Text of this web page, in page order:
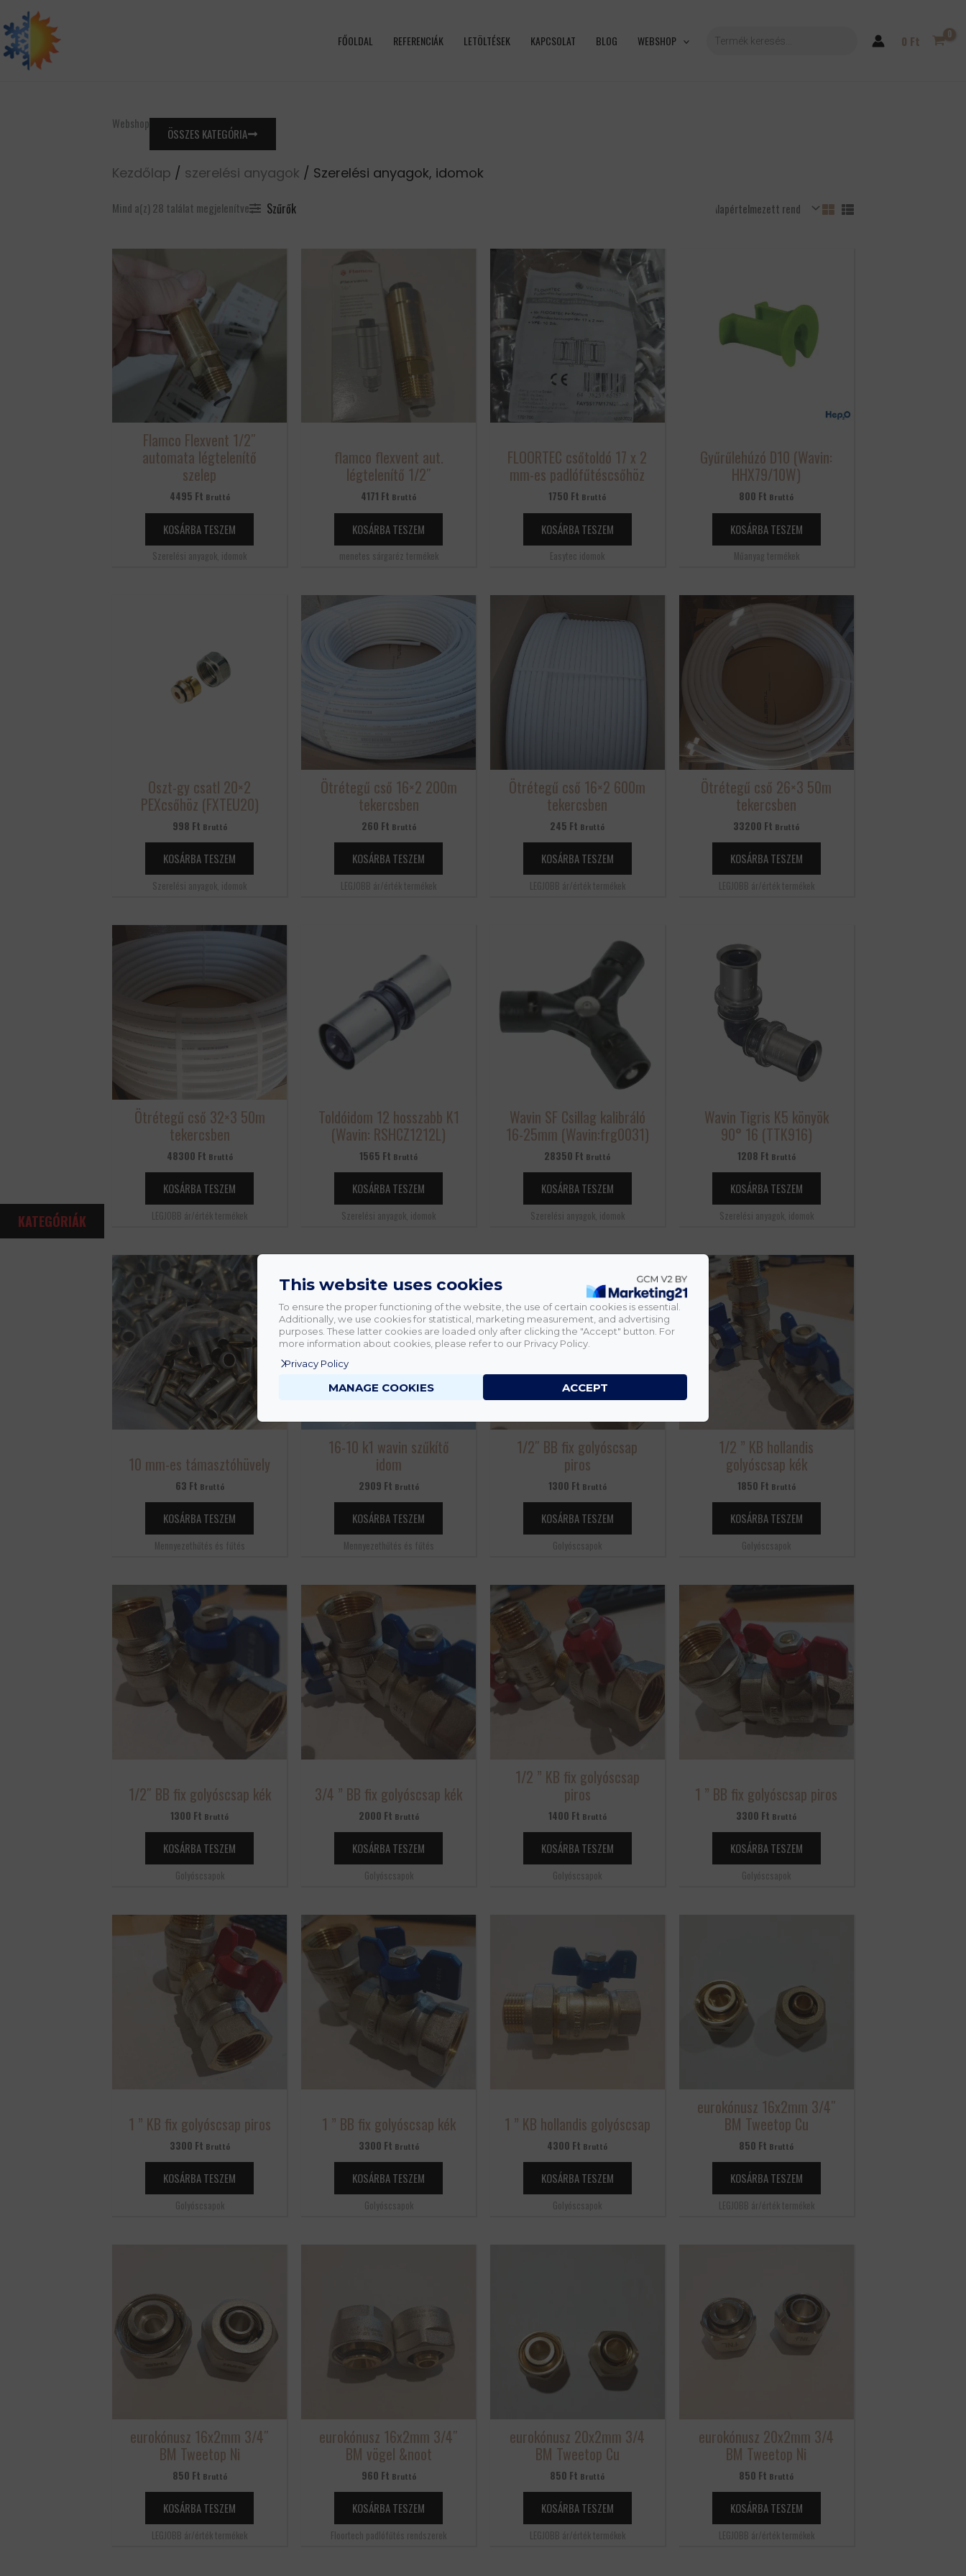
to
content
FŐOLDAL REFERENCIÁK LETÖLTÉSEK KAPCSOLAT BLOG WEBSHOP SEARCH 0 Ft
KATEGÓRIÁK
Webshop
ÖSSZES KATEGÓRIA
Kezdőlap / szerelési anyagok / Szerelési anyagok, idomok
Mind a(z) 28 találat megjelenítve Szűrők
Flamco Flexvent 1/2″
automata légtelenítő
szelep
4495 Ft Bruttó
KOSÁRBA TESZEM
Szerelési anyagok, idomok
flamco flexvent aut.
légtelenítő 1/2″
4171 Ft Bruttó
KOSÁRBA TESZEM
menetes sárgaréz termékek
FLOORTEC csőtoldó 17 x 2
mm-es padlófűtéscsőhöz
1750 Ft Bruttó
KOSÁRBA TESZEM
Easytec idomok
Gyűrűlehúzó D10 (Wavin:
HHX79/10W)
800 Ft Bruttó
KOSÁRBA TESZEM
Műanyag termékek
Oszt-gy csatl 20×2
PEXcsőhöz (FXTEU20)
998 Ft Bruttó
KOSÁRBA TESZEM
Szerelési anyagok, idomok
Ötrétegű cső 16×2 200m
tekercsben
260 Ft Bruttó
KOSÁRBA TESZEM
LEGJOBB ár/érték termékek
Ötrétegű cső 16×2 600m
tekercsben
245 Ft Bruttó
KOSÁRBA TESZEM
LEGJOBB ár/érték termékek
Ötrétegű cső 26×3 50m
tekercsben
33200 Ft Bruttó
KOSÁRBA TESZEM
LEGJOBB ár/érték termékek
Ötrétegű cső 32×3 50m
tekercsben
48300 Ft Bruttó
KOSÁRBA TESZEM
LEGJOBB ár/érték termékek
Toldóidom 12 hosszabb K1
(Wavin: RSHCZ1212L)
1565 Ft Bruttó
KOSÁRBA TESZEM
Szerelési anyagok, idomok
Wavin SF Csillag kalibráló
16-25mm (Wavin:frg0031)
28350 Ft Bruttó
KOSÁRBA TESZEM
Szerelési anyagok, idomok
Wavin Tigris K5 könyök
90° 16 (TTK916)
1208 Ft Bruttó
KOSÁRBA TESZEM
Szerelési anyagok, idomok
10 mm-es támasztóhüvely
63 Ft Bruttó
KOSÁRBA TESZEM
Mennyezethűtés és fűtés
16-10 k1 wavin szűkítő
idom
2909 Ft Bruttó
KOSÁRBA TESZEM
Mennyezethűtés és fűtés
1/2″ BB fix golyóscsap
piros
1300 Ft Bruttó
KOSÁRBA TESZEM
Golyóscsapok
1/2 ” KB hollandis
golyóscsap kék
1850 Ft Bruttó
KOSÁRBA TESZEM
Golyóscsapok
1/2″ BB fix golyóscsap kék
1300 Ft Bruttó
KOSÁRBA TESZEM
Golyóscsapok
3/4 ” BB fix golyóscsap kék
2000 Ft Bruttó
KOSÁRBA TESZEM
Golyóscsapok
1/2 ” KB fix golyóscsap
piros
1400 Ft Bruttó
KOSÁRBA TESZEM
Golyóscsapok
1 ” BB fix golyóscsap piros
3300 Ft Bruttó
KOSÁRBA TESZEM
Golyóscsapok
1 ” KB fix golyóscsap piros
3300 Ft Bruttó
KOSÁRBA TESZEM
Golyóscsapok
1 ” BB fix golyóscsap kék
3300 Ft Bruttó
KOSÁRBA TESZEM
Golyóscsapok
1 ” KB hollandis golyóscsap
4300 Ft Bruttó
KOSÁRBA TESZEM
Golyóscsapok
eurokónusz 16x2mm 3/4″
BM Tweetop Cu
850 Ft Bruttó
KOSÁRBA TESZEM
LEGJOBB ár/érték termékek
eurokónusz 16x2mm 3/4″
BM Tweetop Ni
850 Ft Bruttó
KOSÁRBA TESZEM
LEGJOBB ár/érték termékek
eurokónusz 16x2mm 3/4″
BM vögel &noot
960 Ft Bruttó
KOSÁRBA TESZEM
Floortech padlófűtés rendszerek
eurokónusz 20x2mm 3/4
BM Tweetop Cu
850 Ft Bruttó
KOSÁRBA TESZEM
LEGJOBB ár/érték termékek
eurokónusz 20x2mm 3/4
BM Tweetop Ni
850 Ft Bruttó
KOSÁRBA TESZEM
LEGJOBB ár/érték termékek
This website uses cookies
To ensure the proper functioning of the website, the use of certain cookies is essential.
Additionally, we use cookies for statistical, marketing measurement, and advertising
purposes. These latter cookies are loaded only after clicking the "Accept" button. For
more information about cookies, please refer to our Privacy Policy.
Privacy Policy
MANAGE COOKIES ACCEPT